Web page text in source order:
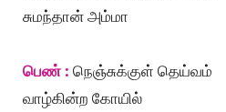
சுமந்தான் அம்மா
பெண் : நெஞ்சுக்குள் தெய்வம்
வாழ்கின்ற கோயில்